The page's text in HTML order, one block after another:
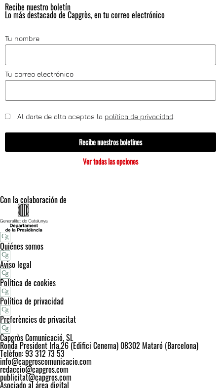
Recibe nuestro boletín
Lo más destacado de Capgròs, en tu correo electrónico
Tu nombre
Tu correo electrónico
Al darte de alta aceptas la política de privacidad
Recibe nuestros boletines
Ver todas las opciones
Con la colaboración de
Quiénes somos
Aviso legal
Política de cookies
Política de privacidad
Preferències de privacitat
Capgròs Comunicació, SL
Ronda President Irla,26 (Edifici Cenema) 08302 Mataró (Barcelona)
Telèfon: 93 312 73 53
info@capgroscomunicacio.com
redaccio@capgros.com
publicitat@capgros.com
Asociado al área digital